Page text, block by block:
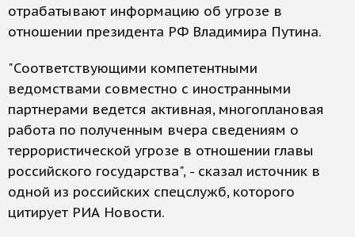
отрабатывают информацию об угрозе в
отношении президента РФ Владимира Путина.
"Соответствующими компетентными
ведомствами совместно с иностранными
партнерами ведется активная, многоплановая
работа по полученным вчера сведениям о
террористической угрозе в отношении главы
российского государства", - сказал источник в
одной из российских спецслужб, которого
цитирует РИА Новости.